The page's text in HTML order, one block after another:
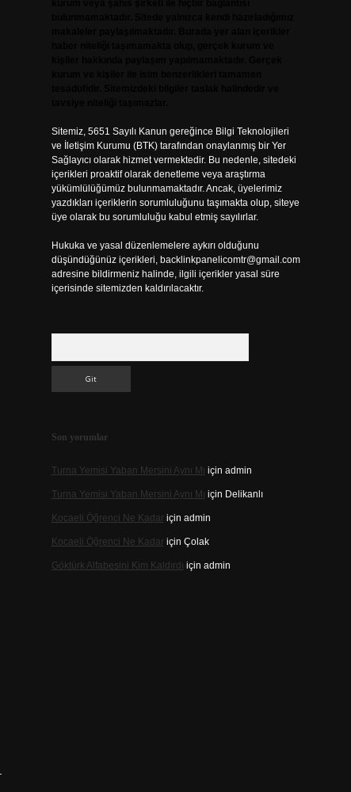
Sitemiz, 5651 Sayılı Kanun gereğince Bilgi Teknolojileri
ve İletişim Kurumu (BTK) tarafından onaylanmış bir Yer
Sağlayıcı olarak hizmet vermektedir. Bu nedenle, sitedeki
içerikleri proaktif olarak denetleme veya araştırma
yükümlülüğümüz bulunmamaktadır. Ancak, üyelerimiz
yazdıkları içeriklerin sorumluluğunu taşımakta olup, siteye
üye olarak bu sorumluluğu kabul etmiş sayılırlar.
Hukuka ve yasal düzenlemelere aykırı olduğunu
düşündüğünüz içerikleri, backlinkpanelicomtr@gmail.com
adresine bildirmeniz halinde, ilgili içerikler yasal süre
içerisinde sitemizden kaldırılacaktır.
Son yorumlar
Turna Yemisi Yaban Mersini Aynı Mı için admin
Turna Yemisi Yaban Mersini Aynı Mı için Delikanlı
Kocaeli Öğrenci Ne Kadariçin admin
Kocaeli Öğrenci Ne Kadariçin Çolak
Göktürk Alfabesini Kim Kaldırdı için admin